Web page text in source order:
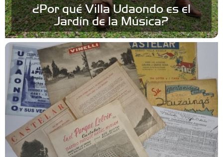
¿Por qué Villa Udaondo es el
Jardín de la Música?